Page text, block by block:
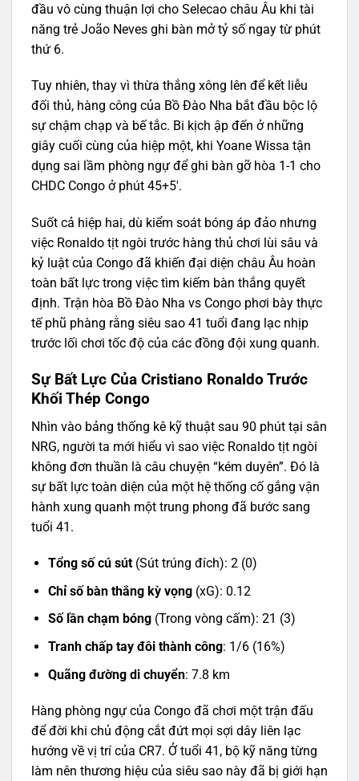
đầu vô cùng thuận lợi cho Selecao châu Âu khi tài
năng trẻ João Neves ghi bàn mở tỷ số ngay từ phút
thứ 6.
Tuy nhiên, thay vì thừa thắng xông lên để kết liễu
đối thủ, hàng công của Bồ Đào Nha bắt đầu bộc lộ
sự chậm chạp và bế tắc. Bi kịch ập đến ở những
giây cuối cùng của hiệp một, khi Yoane Wissa tận
dụng sai lầm phòng ngự để ghi bàn gỡ hòa 1-1 cho
CHDC Congo ở phút 45+5′.
Suốt cả hiệp hai, dù kiểm soát bóng áp đảo nhưng
việc Ronaldo tịt ngòi trước hàng thủ chơi lùi sâu và
kỷ luật của Congo đã khiến đại diện châu Âu hoàn
toàn bất lực trong việc tìm kiếm bàn thắng quyết
định. Trận hòa Bồ Đào Nha vs Congo phơi bày thực
tế phũ phàng rằng siêu sao 41 tuổi đang lạc nhịp
trước lối chơi tốc độ của các đồng đội xung quanh.
Sự Bất Lực Của Cristiano Ronaldo Trước
Khối Thép Congo
Nhìn vào bảng thống kê kỹ thuật sau 90 phút tại sân
NRG, người ta mới hiểu vì sao việc Ronaldo tịt ngòi
không đơn thuần là câu chuyện “kém duyên”. Đó là
sự bất lực toàn diện của một hệ thống cố gắng vận
hành xung quanh một trung phong đã bước sang
tuổi 41.
Tổng số cú sút (Sút trúng đích): 2 (0)
Chỉ số bàn thắng kỳ vọng(xG): 0.12
Số lần chạm bóng(Trong vòng cấm): 21 (3)
Tranh chấp tay đôi thành công: 1/6 (16%)
Quãng đường di chuyển: 7.8 km
Hàng phòng ngự của Congo đã chơi một trận đấu
để đời khi chủ động cắt đứt mọi sợi dây liên lạc
hướng về vị trí của CR7. Ở tuổi 41, bộ kỹ năng từng
làm nên thương hiệu của siêu sao này đã bị giới hạn